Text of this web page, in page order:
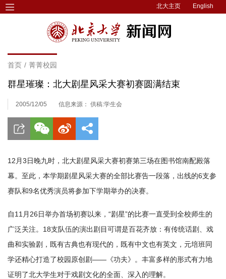
北大主页 English
首页 / 菁菁校园
群星璀璨：北大剧星风采大赛初赛圆满结束
2005/12/05 信息来源： 供稿:学生会
12月3日晚九时，北大剧星风采大赛初赛第三场在图书馆南配殿落
幕。至此，本学期剧星风采大赛的全部比赛告一段落，出线的6支参
赛队和9名优秀演员将参加下学期举办的决赛。
自11月26日举办首场初赛以来，“剧星”的比赛一直受到全校师生的
广泛关注。18支队伍的演出剧目可谓是百花齐放：有传统话剧、戏
曲和实验剧，既有古典也有现代的，既有中文也有英文，元培班同
学还精心打造了校园原创剧——《功夫》。丰富多样的形式有力地
证明了北大学生对于戏剧文化的全面、深入的理解。